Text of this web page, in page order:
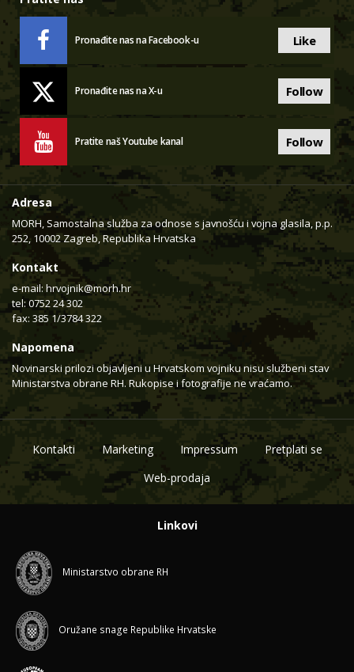
Pronađite nas na Facebook-u Like
Pronađite nas na X-u Follow
Pratite naš Youtube kanal Follow
Adresa
MORH, Samostalna služba za odnose s javnošću i vojna glasila, p.p.
252, 10002 Zagreb, Republika Hrvatska
Kontakt
e-mail: hrvojnik@morh.hr
tel: 0752 24 302
fax: 385 1/3784 322
Napomena
Novinarski prilozi objavljeni u Hrvatskom vojniku nisu službeni stav
Ministarstva obrane RH. Rukopise i fotografije ne vraćamo.
Kontakti Marketing Impressum
Pretplati se
Web-prodaja
Linkovi
Ministarstvo obrane RH
Oružane snage Republike Hrvatske